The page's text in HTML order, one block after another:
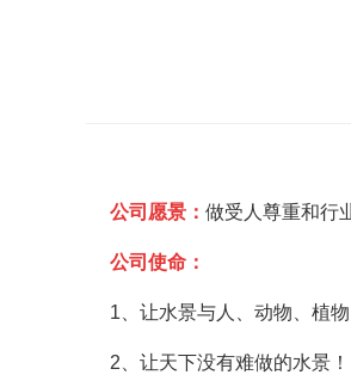
公司愿景： 做受人尊重和行
公司使命：
1、让水景与人、动物、植
2、让天下没有难做的水景！